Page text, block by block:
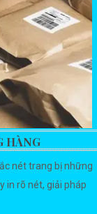
HÀNG
nét trang bị những
in rõ nét, giải pháp